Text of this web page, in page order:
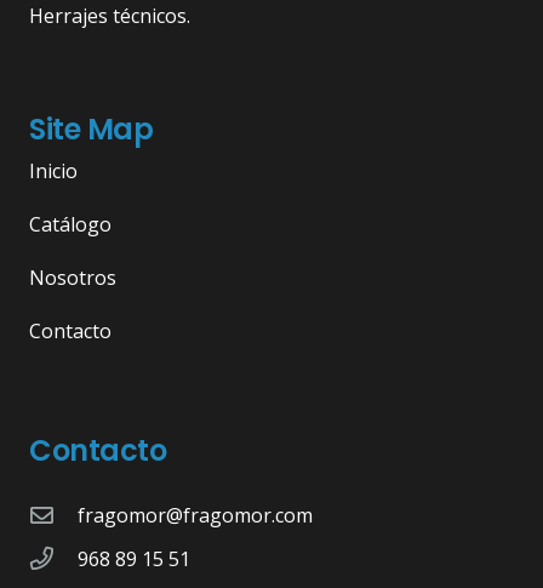
Herrajes técnicos.
Site Map
Inicio
Catálogo
Nosotros
Contacto
Contacto
fragomor@fragomor.com
968 89 15 51